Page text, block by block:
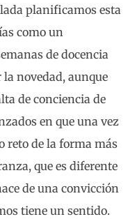
planificamos esta
como un
de docencia
novedad, aunque
de conciencia de
en que una vez
reto de la forma más
que es diferente
de una convicción
tiene un sentido.